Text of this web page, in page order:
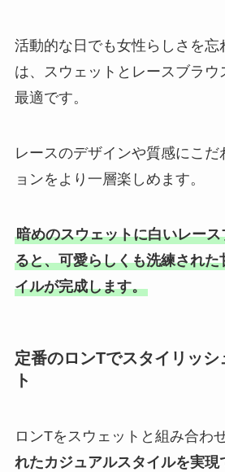
活動的な日でも女性らしさを忘
は、スウェットとレースブラウ
最適です。
レースのデザインや質感にこだ
ョンをより一層楽しめます。
暗めのスウェットに白いレー
ると、可愛らしくも洗練された
イルが完成します。
定番のロンTでスタイリッ
ト
ロンTをスウェットと組み合わ
れたカジュアルスタイルを実現